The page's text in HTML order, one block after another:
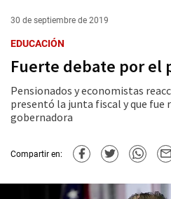
30 de septiembre de 2019
EDUCACIÓN
Fuerte debate por el
Pensionados y economistas
presentó la junta fiscal y que fue
gobernadora
Compartir en: